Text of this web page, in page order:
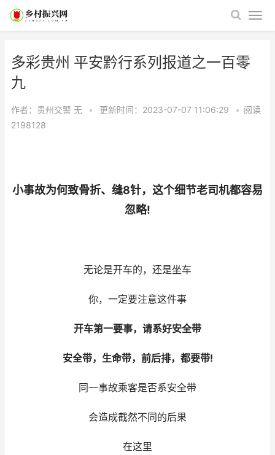
多彩贵州 平安黔行系列报道之一百零
九
作者：贵州交警 无 • 更新时间：2023-07-07 11:06:29 • 阅读
2198128
小事故为何致骨折、缝8针，这个细节老司机都容易
忽略!
无论是开车的，还是坐车
你，一定要注意这件事
开车第一要事，请系好安全带
安全带，生命带，前后排，都要带!
同一事故乘客是否系安全带
会造成截然不同的后果
在这里